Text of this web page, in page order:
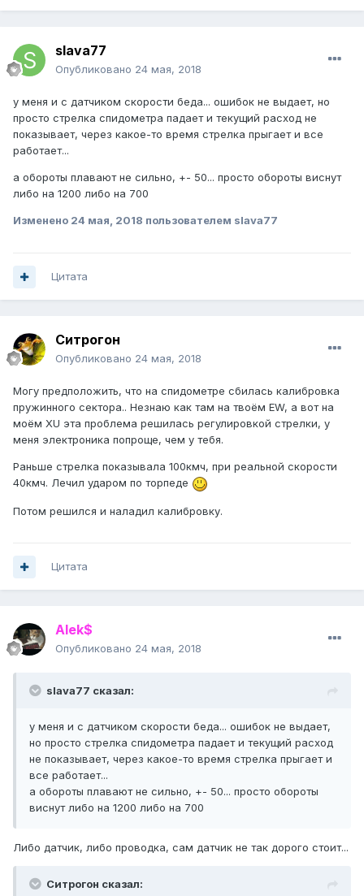
slava77
Опубликовано 24 мая, 2018
у меня и с датчиком скорости беда... ошибок не выдает, но
просто стрелка спидометра падает и текущий расход не
показывает, через какое-то время стрелка прыгает и все
работает...
а обороты плавают не сильно, +- 50... просто обороты виснут
либо на 1200 либо на 700
Изменено 24 мая, 2018 пользователем slava77
Цитата
Ситрогон
Опубликовано 24 мая, 2018
Могу предположить, что на спидометре сбилась калибровка
пружинного сектора.. Незнаю как там на твоём EW, а вот на
моём XU эта проблема решилась регулировкой стрелки, у
меня электроника попроще, чем у тебя.
Раньше стрелка показывала 100кмч, при реальной скорости
40кмч. Лечил ударом по торпеде
Потом решился и наладил калибровку.
Цитата
Alek$
Опубликовано 24 мая, 2018
slava77 сказал:
у меня и с датчиком скорости беда... ошибок не выдает,
но просто стрелка спидометра падает и текущий расход
не показывает, через какое-то время стрелка прыгает и
все работает...
а обороты плавают не сильно, +- 50... просто обороты
виснут либо на 1200 либо на 700
Либо датчик, либо проводка, сам датчик не так дорого стоит...
Ситрогон сказал: